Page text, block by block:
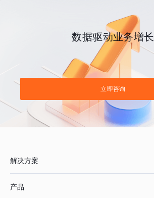
数据驱动业务增长
立即咨询
解决方案
产品